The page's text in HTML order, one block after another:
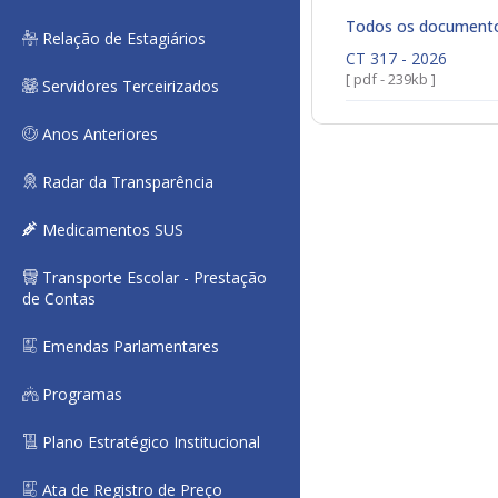
Relação de Estagiários
Servidores Terceirizados
Anos Anteriores
Radar da Transparência
Medicamentos SUS
Transporte Escolar - Prestação
de Contas
Emendas Parlamentares
Programas
Plano Estratégico Institucional
Ata de Registro de Preço
Todos os
CT 317 - 2026
[ pdf - 239kb ]